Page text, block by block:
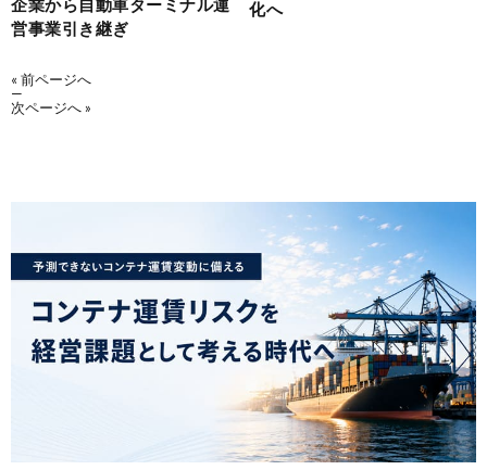
営事業引き継ぎ
化へ
« 前ページへ
—
次ページへ »